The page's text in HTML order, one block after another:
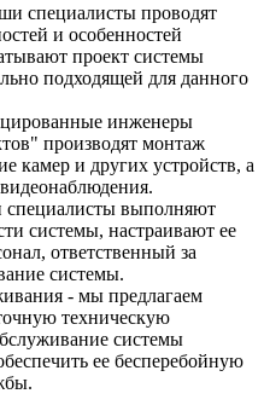
специалисты проводят
и особенностей
проект системы
подходящей для данного
инженеры
производят монтаж
камер и других устройств, а
специалисты выполняют
системы, настраивают ее
ответственный за
системы.
- мы предлагаем
техническую
системы
ее бесперебойную